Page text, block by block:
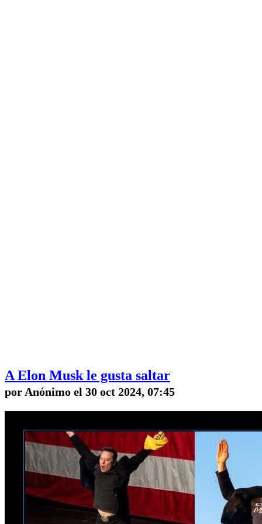
A Elon Musk le gusta saltar
por Anónimo el 30 oct 2024, 07:45